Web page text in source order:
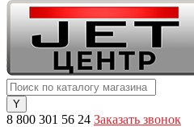
8 800 301 56 24 Заказать звонок